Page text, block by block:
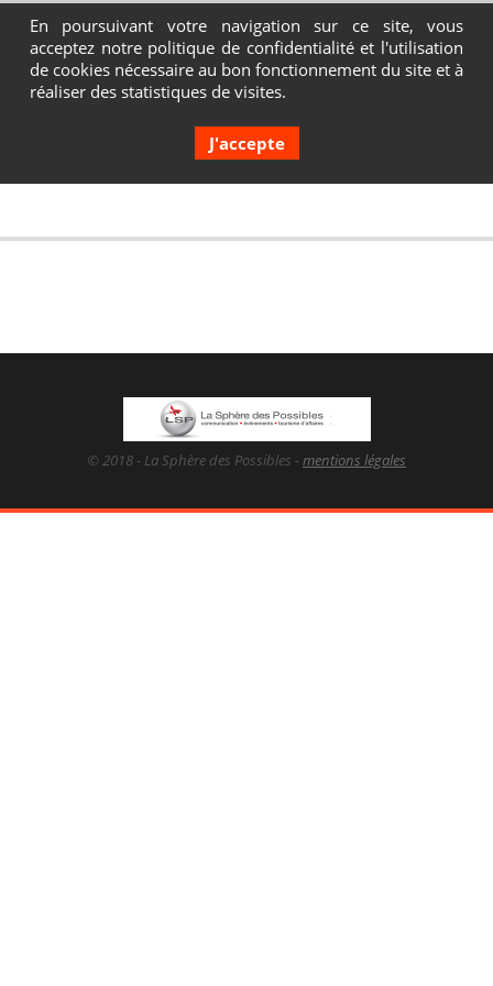
Contactez-nous au 04 72 65 05 80
© 2018 - La Sphère des Possibles -mentions légales
En poursuivant votre navigation sur ce site, vous
acceptez notre politique de confidentialité et l'utilisation
de cookies nécessaire au bon fonctionnement du site et à
réaliser des statistiques de visites.
J'accepte